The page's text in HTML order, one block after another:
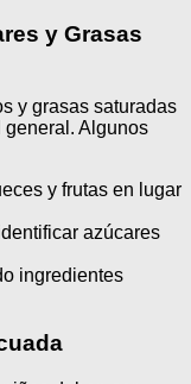
y Grasas
y grasas saturadas
Algunos
y frutas en lugar
azúcares
ingredientes